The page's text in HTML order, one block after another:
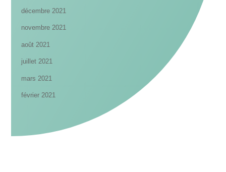
décembre 2021
novembre 2021
août 2021
juillet 2021
mars 2021
février 2021